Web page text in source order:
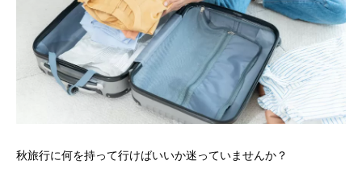
秋旅行に何を持って行けばいいか迷っていませんか？